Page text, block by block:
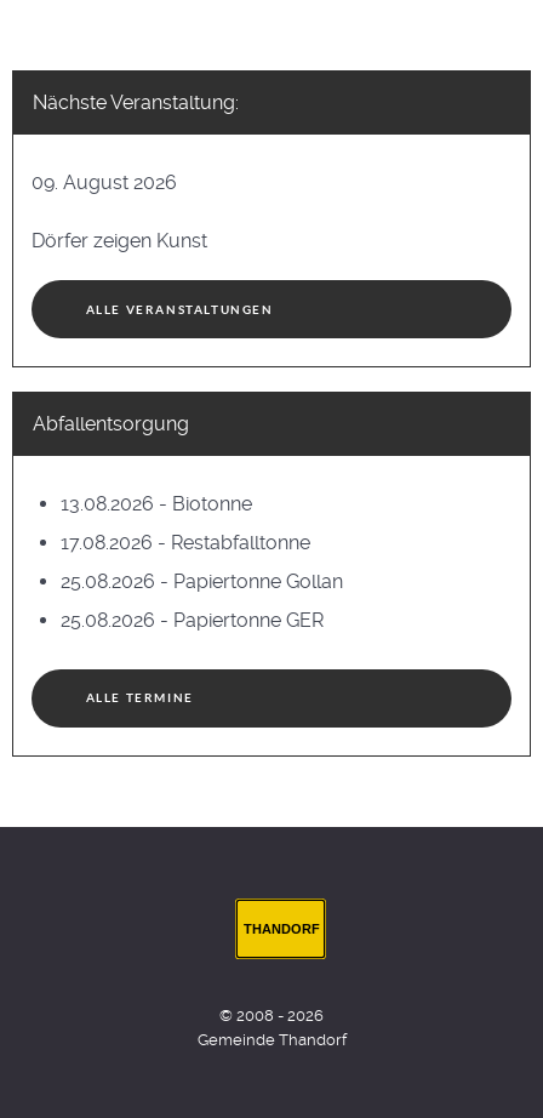
Nächste Veranstaltung:
09. August 2026
Dörfer zeigen Kunst
ALLE VERANSTALTUNGEN
Abfallentsorgung
13.08.2026 - Biotonne
17.08.2026 - Restabfalltonne
25.08.2026 - Papiertonne Gollan
25.08.2026 - Papiertonne GER
ALLE TERMINE
THANDORF
© 2008 - 2026
Gemeinde Thandorf